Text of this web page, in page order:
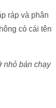
ráp và phân
có cái tên
nhỏ bán chạy